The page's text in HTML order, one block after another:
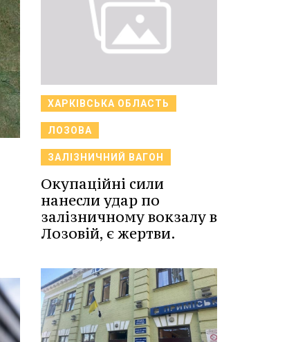
ХАРКІВСЬКА ОБЛАСТЬ
ЛОЗОВА
ЗАЛІЗНИЧНИЙ ВАГОН
Окупаційні сили
нанесли удар по
залізничному вокзалу в
Лозовій, є жертви.